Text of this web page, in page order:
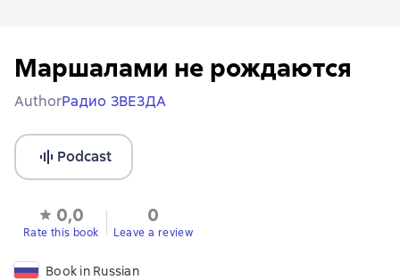
Маршалами не рождаются
AuthorРадио ЗВЕЗДА
Podcast
0,0
Rate this book
0
Leave a review
Book in Russian